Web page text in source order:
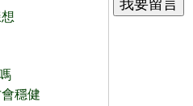
穩健